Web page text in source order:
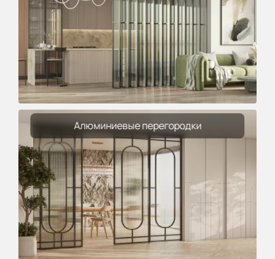
Алюминиевые перегородки